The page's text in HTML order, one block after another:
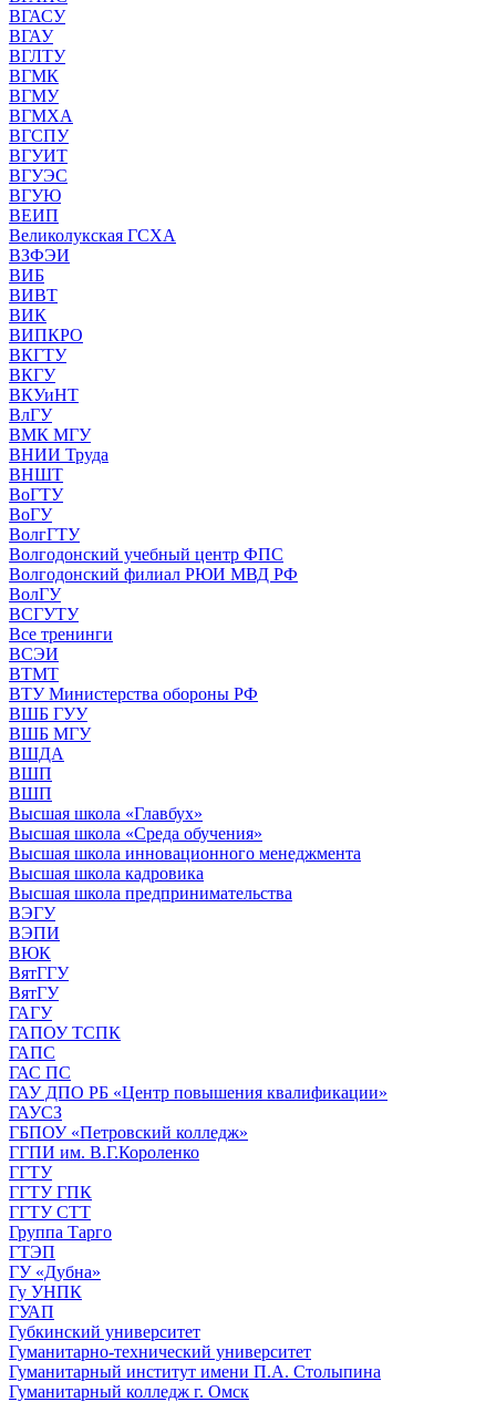
ВГАСУ
ВГАУ
ВГЛТУ
ВГМК
ВГМУ
ВГМХА
ВГСПУ
ВГУИТ
ВГУЭС
ВГУЮ
ВЕИП
Великолукская ГСХА
ВЗФЭИ
ВИБ
ВИВТ
ВИК
ВИПКРО
ВКГТУ
ВКГУ
ВКУиНТ
ВлГУ
ВМК МГУ
ВНИИ Труда
ВНШТ
ВоГТУ
ВоГУ
ВолгГТУ
Волгодонский учебный центр ФПС
Волгодонский филиал РЮИ МВД РФ
ВолГУ
ВСГУТУ
Все тренинги
ВСЭИ
ВТМТ
ВТУ Министерства обороны РФ
ВШБ ГУУ
ВШБ МГУ
ВШДА
ВШП
ВШП
Высшая школа «Главбух»
Высшая школа «Среда обучения»
Высшая школа инновационного менеджмента
Высшая школа кадровика
Высшая школа предпринимательства
ВЭГУ
ВЭПИ
ВЮК
ВятГГУ
ВятГУ
ГАГУ
ГАПОУ ТСПК
ГАПС
ГАС ПС
ГАУ ДПО РБ «Центр повышения квалификации»
ГАУСЗ
ГБПОУ «Петровский колледж»
ГГПИ им. В.Г.Короленко
ГГТУ
ГГТУ ГПК
ГГТУ СТТ
Группа Тарго
ГТЭП
ГУ «Дубна»
Гу УНПК
ГУАП
Губкинский университет
Гуманитарно-технический университет
Гуманитарный институт имени П.А. Столыпина
Гуманитарный колледж г. Омск